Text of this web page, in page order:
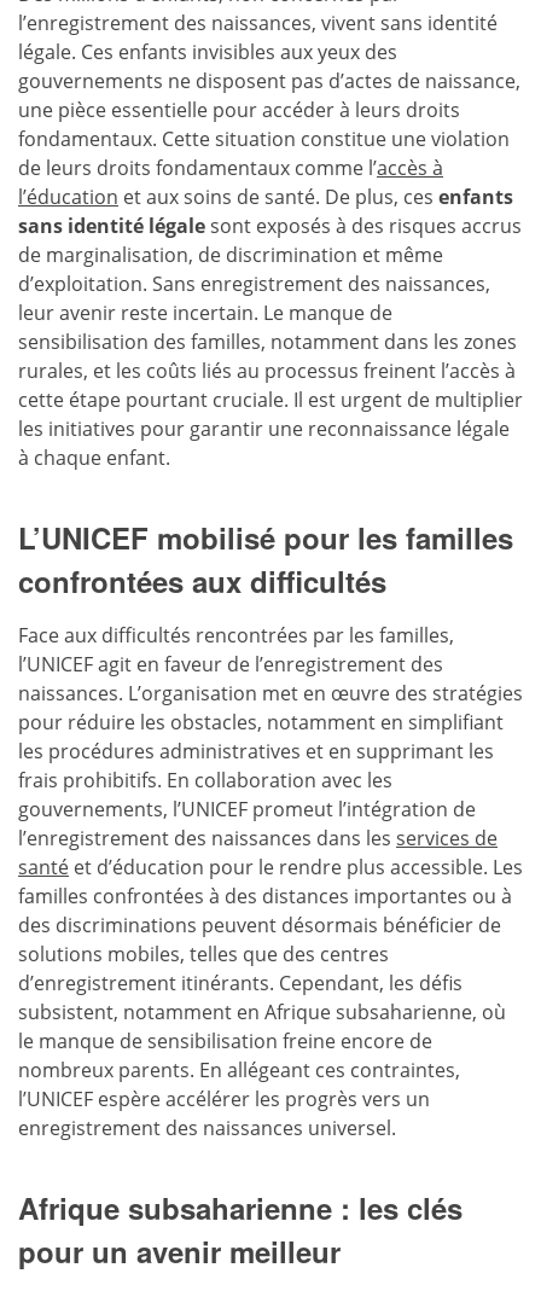
l’enregistrement des naissances, vivent sans identité
légale. Ces enfants invisibles aux yeux des
gouvernements ne disposent pas d’actes de naissance,
une pièce essentielle pour accéder à leurs droits
fondamentaux. Cette situation constitue une violation
de leurs droits fondamentaux comme l’accès à
l’éducation et aux soins de santé. De plus, ces enfants
sans identité légalesont exposés à des risques accrus
de marginalisation, de discrimination et même
d’exploitation. Sans enregistrement des naissances,
leur avenir reste incertain. Le manque de
sensibilisation des familles, notamment dans les zones
rurales, et les coûts liés au processus freinent l’accès à
cette étape pourtant cruciale. Il est urgent de multiplier
les initiatives pour garantir une reconnaissance légale
à chaque enfant.
L’UNICEF mobilisé pour les familles
confrontées aux difficultés
Face aux difficultés rencontrées par les familles,
l’UNICEF agit en faveur de l’enregistrement des
naissances. L’organisation met en œuvre des stratégies
pour réduire les obstacles, notamment en simplifiant
les procédures administratives et en supprimant les
frais prohibitifs. En collaboration avec les
gouvernements, l’UNICEF promeut l’intégration de
l’enregistrement des naissances dans les services de
santé et d’éducation pour le rendre plus accessible. Les
familles confrontées à des distances importantes ou à
des discriminations peuvent désormais bénéficier de
solutions mobiles, telles que des centres
d’enregistrement itinérants. Cependant, les défis
subsistent, notamment en Afrique subsaharienne, où
le manque de sensibilisation freine encore de
nombreux parents. En allégeant ces contraintes,
l’UNICEF espère accélérer les progrès vers un
enregistrement des naissances universel.
Afrique subsaharienne : les clés
pour un avenir meilleur